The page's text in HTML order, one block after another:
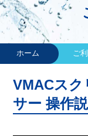
ホーム ご
VMACスク
サー 操作